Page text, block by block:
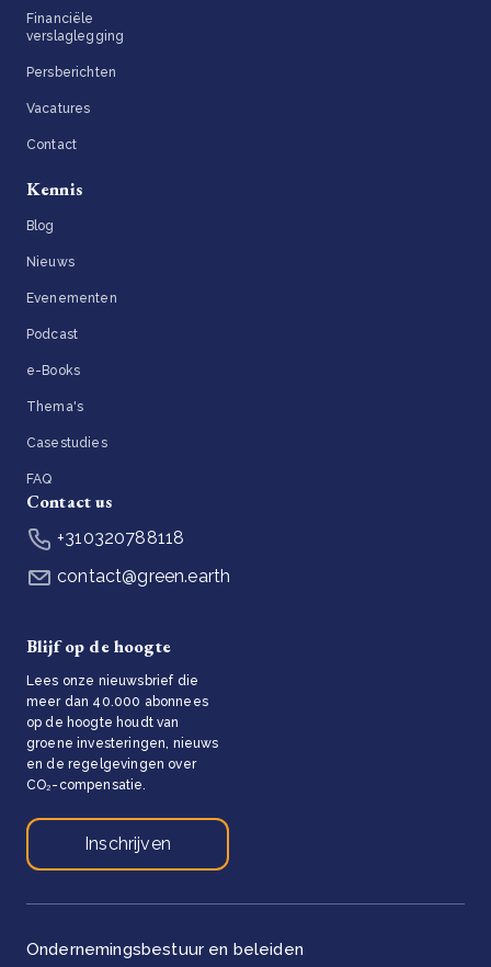
Financiële
verslaglegging
Persberichten
Vacatures
Contact
Kennis
Blog
Nieuws
Evenementen
Podcast
e-Books
Thema's
Casestudies
FAQ
Contact us
+310320788118
contact@green.earth
Blijf op de hoogte
Lees onze nieuwsbrief die
meer dan 40.000 abonnees
op de hoogte houdt van
groene investeringen, nieuws
en de regelgevingen over
CO₂-compensatie.
Inschrijven
Ondernemingsbestuur en beleiden